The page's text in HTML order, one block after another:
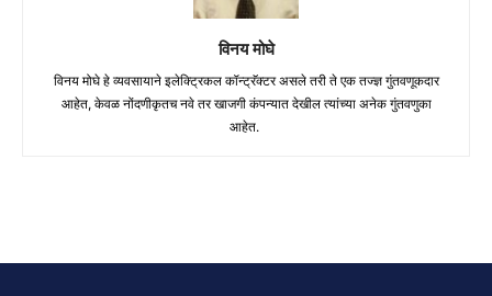
विनय मोघे
विनय मोघे हे व्यवसायाने इलेक्ट्रिकल कॉन्ट्रॅक्टर असले तरी ते एक तज्ज्ञ गुंतवणूकदार
आहेत, केवळ नोंदणीकृतच नवे तर खाजगी कंपन्यात देखील त्यांच्या अनेक गुंतवणुका
आहेत.